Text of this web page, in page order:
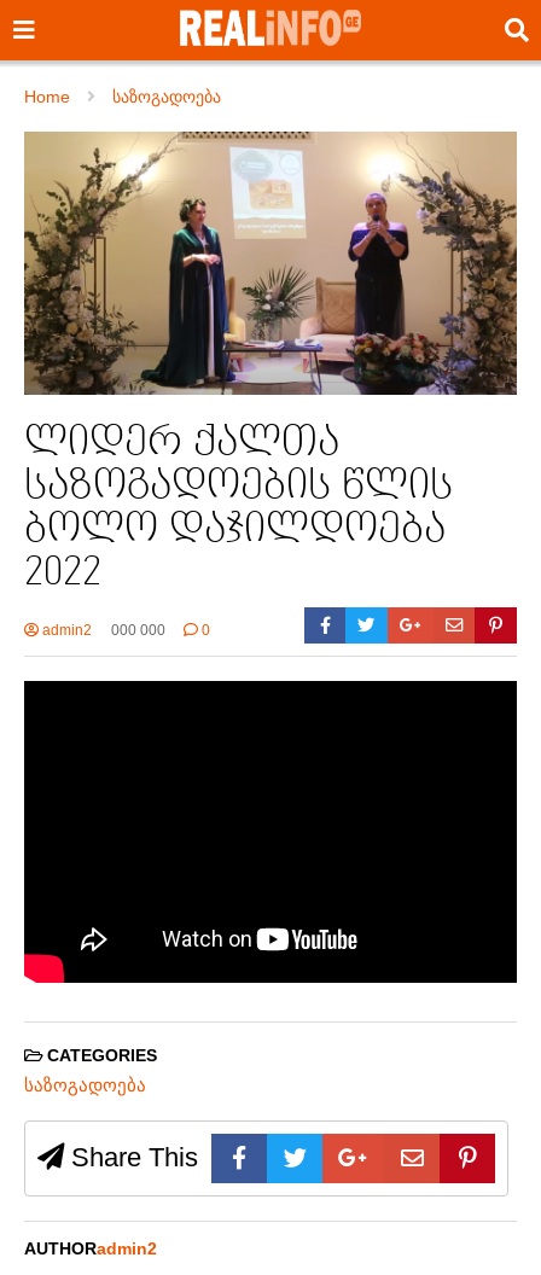
Home საზოგადოება
ლიდერ ქალთა
საზოგადოების წლის
ბოლო დაჯილდოება
2022
admin2 000 000 0
CATEGORIES
საზოგადოება
Share This
AUTHORadmin2